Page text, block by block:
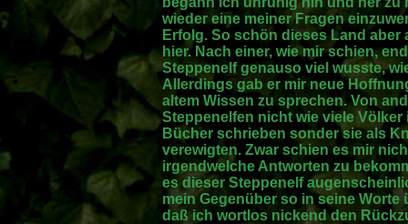
wieder eine meiner Fragen
Erfolg. So schön dieses Land
hier. Nach einer, wie mir schien,
Steppenelf genauso viel wusste,
Allerdings gab er mir neue
altem Wissen zu sprechen. Von
Steppenelfen nicht wie viele
Bücher schrieben sonder sie als
verewigten. Zwar schien es mir
irgendwelche Antworten zu
es dieser Steppenelf
mein Gegenüber so in seine
daß ich wortlos nickend den